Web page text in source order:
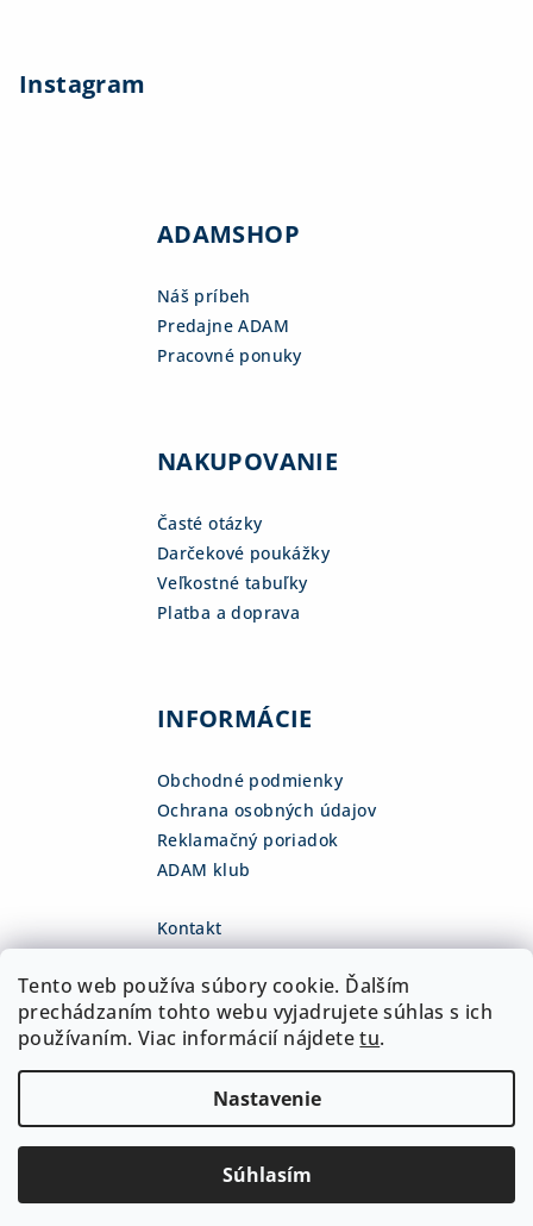
Tento web používa súbory cookie. Ďalším
prechádzaním tohto webu vyjadrujete súhlas s ich
používaním. Viac informácií nájdetetu.
Nastavenie
Súhlasím
Instagram
ADAMSHOP
Náš príbeh
Predajne ADAM
Pracovné ponuky
NAKUPOVANIE
Časté otázky
Darčekové poukážky
Veľkostné tabuľky
Platba a doprava
INFORMÁCIE
Obchodné podmienky
Ochrana osobných údajov
Reklamačný poriadok
ADAM klub
Kontakt
+421 918 468 475
fb.com/adamshop.sk
adamshop.sk
Vytvoril Shoptet